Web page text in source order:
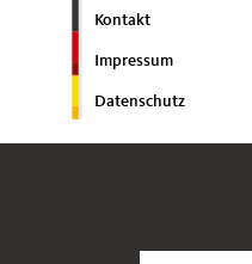
Kontakt
Impressum
Datenschutz